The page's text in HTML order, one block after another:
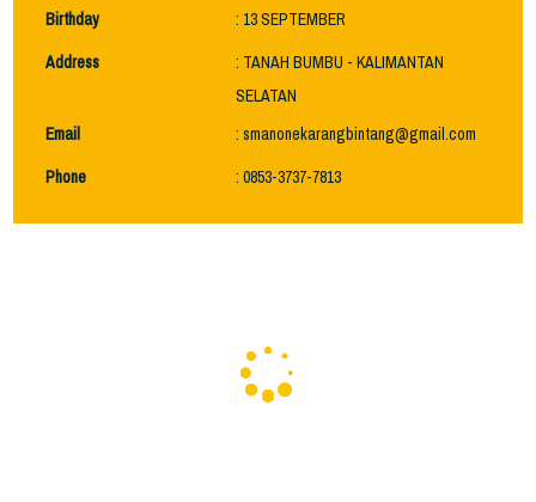
Birthday
: 13 SEPTEMBER
Address
: TANAH BUMBU - KALIMANTAN
SELATAN
Email
: smanonekarangbintang@gmail.com
Phone
: 0853-3737-7813